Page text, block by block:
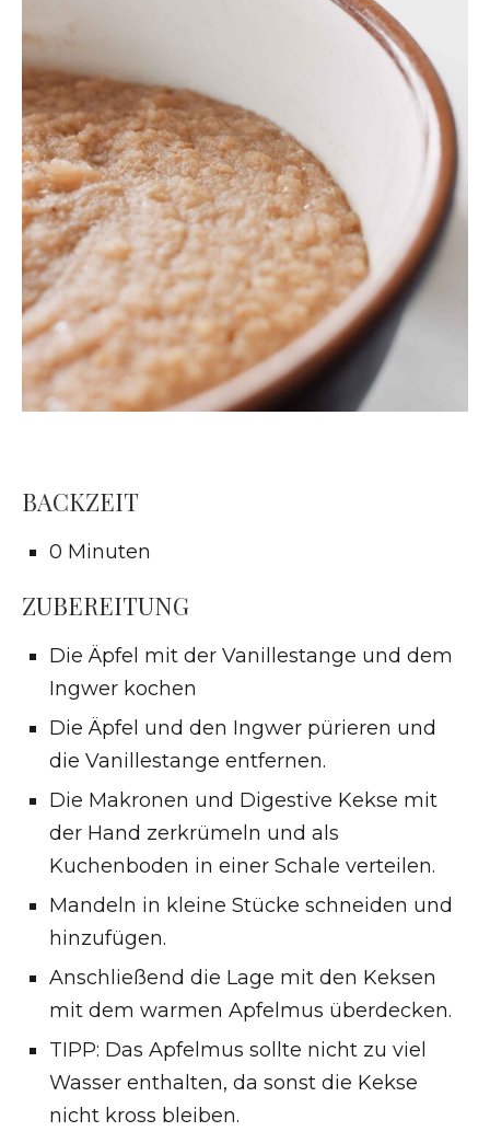
BACKZEIT
0 Minuten
ZUBEREITUNG
Die Äpfel mit der Vanillestange und dem
Ingwer kochen
Die Äpfel und den Ingwer pürieren und
die Vanillestange entfernen.
Die Makronen und Digestive Kekse mit
der Hand zerkrümeln und als
Kuchenboden in einer Schale verteilen.
Mandeln in kleine Stücke schneiden und
hinzufügen.
Anschließend die Lage mit den Keksen
mit dem warmen Apfelmus überdecken.
TIPP: Das Apfelmus sollte nicht zu viel
Wasser enthalten, da sonst die Kekse
nicht kross bleiben.